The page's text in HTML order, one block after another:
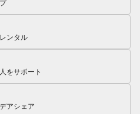
ンタル
をサポート
アシェア